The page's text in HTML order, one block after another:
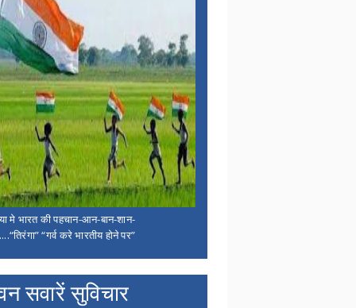
मे भारत की पहचान-आन-बान-शान-
“गर्व करे भारतीय होने पर”
सवारें सुविचार